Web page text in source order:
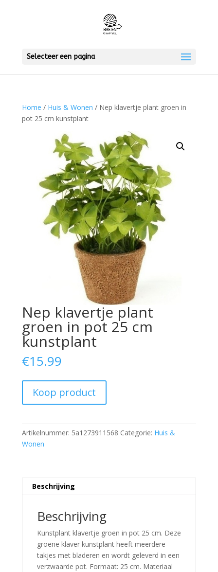
Selecteer een pagina
Home / Huis & Wonen / Nep klavertje plant groen in
pot 25 cm kunstplant
Nep klavertje plant
groen in pot 25 cm
kunstplant
€15.99
Koop product
Artikelnummer: 5a1273911568 Categorie: Huis &
Wonen
Beschrijving
Beschrijving
Kunstplant klavertje groen in pot 25 cm. Deze
groene klaver kunstplant heeft meerdere
takjes met bladeren en wordt geleverd in een
verzwaarde pot. Formaat: 25 cm. Materiaal